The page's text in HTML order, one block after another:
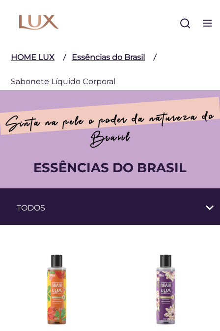
Buscar
HOME LUX Essências do Brasil
Sabonete Líquido Corporal
Body wash
Sinta na pele o poder da natureza do
Brasil
ESSÊNCIAS DO BRASIL
TODOS